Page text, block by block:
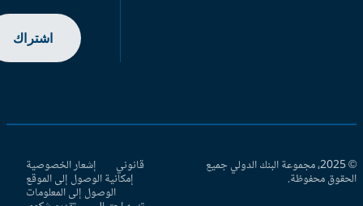
اشتراك
© 2025، مجموعة البنك الدولي جميع
محفوظة.
قانوني إشعار الخصوصية
إمكانية الوصول إلى الموقع
الوصول إلى المعلومات